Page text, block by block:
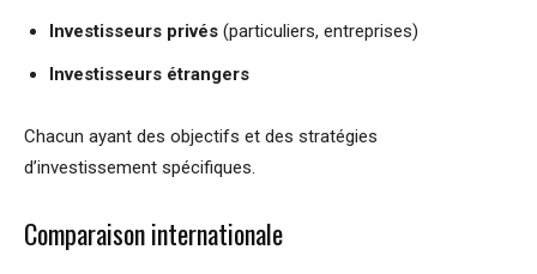
Investisseurs privés (particuliers, entreprises)
Investisseurs étrangers
Chacun ayant des objectifs et des stratégies
d’investissement spécifiques.
Comparaison internationale